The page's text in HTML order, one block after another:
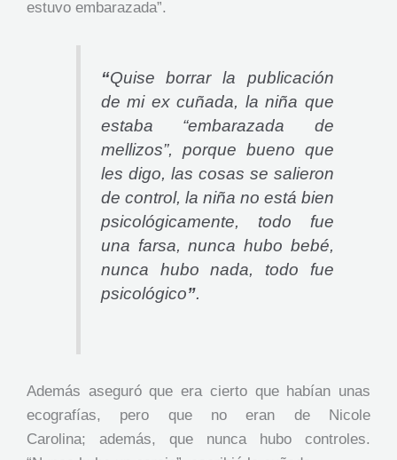
estuvo embarazada”.
“Quise borrar la publicación
de mi ex cuñada, la niña que
estaba “embarazada de
mellizos”, porque bueno que
les digo, las cosas se salieron
de control, la niña no está bien
psicológicamente, todo fue
una farsa, nunca hubo bebé,
nunca hubo nada, todo fue
psicológico”.
Además aseguró que era cierto que habían unas
ecografías, pero que no eran de Nicole
Carolina; además, que nunca hubo controles.